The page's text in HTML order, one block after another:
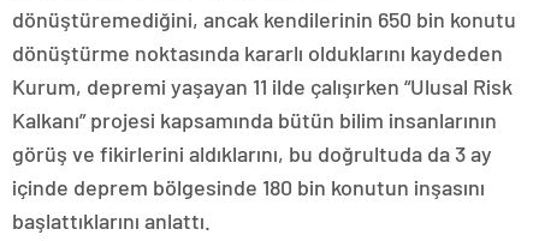
dönüştüremediğini, ancak kendilerinin 650 bin konutu
dönüştürme noktasında kararlı olduklarını kaydeden
Kurum, depremi yaşayan 11 ilde çalışırken “Ulusal Risk
Kalkanı” projesi kapsamında bütün bilim insanlarının
görüş ve fikirlerini aldıklarını, bu doğrultuda da 3 ay
içinde deprem bölgesinde 180 bin konutun inşasını
başlattıklarını anlattı.